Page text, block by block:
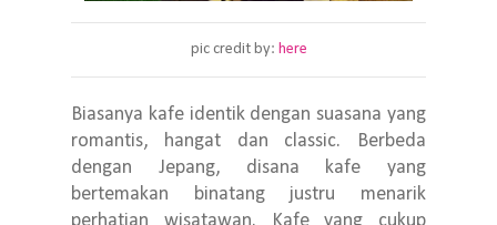
pic credit by: here
Biasanya kafe identik dengan suasana yang
romantis, hangat dan classic. Berbeda
dengan Jepang, disana kafe yang
bertemakan binatang justru menarik